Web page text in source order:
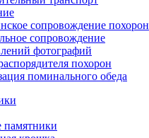
сопровождение похорон
сопровождение
фотографий
похорон
поминального обеда
памятники